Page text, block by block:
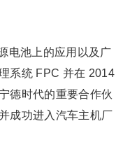
电池上的应用以及广
系统 FPC 并在 2014
德时代的重要合作伙
成功进入汽车主机厂